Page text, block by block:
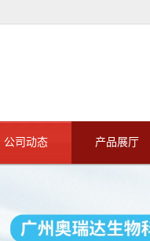
公司动态 产品展厅